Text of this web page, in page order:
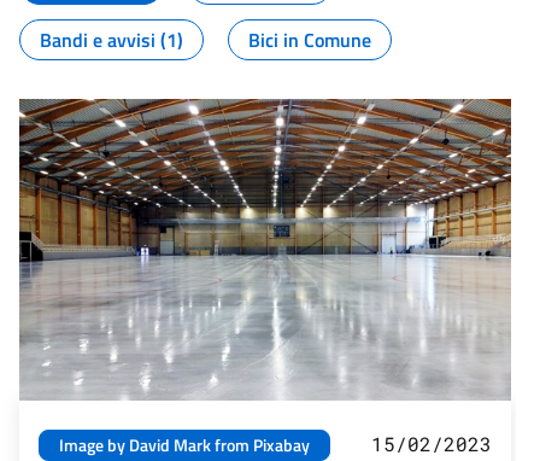
Bandi e avvisi (1)
Bici in Comune
Image by David Mark from Pixabay 15/02/2023